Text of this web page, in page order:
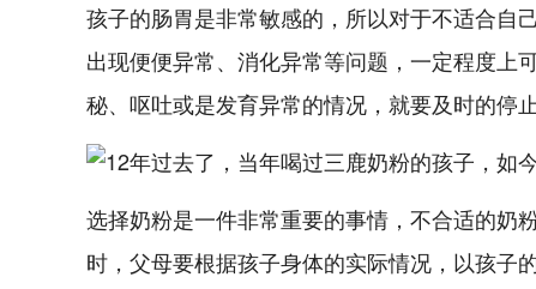
孩子的肠胃是非常敏感的，所以对于不适合自
出现便便异常、消化异常等问题，一定程度上
秘、呕吐或是发育异常的情况，就要及时的停
选择奶粉是一件非常重要的事情，不合适的奶
时，父母要根据孩子身体的实际情况，以孩子